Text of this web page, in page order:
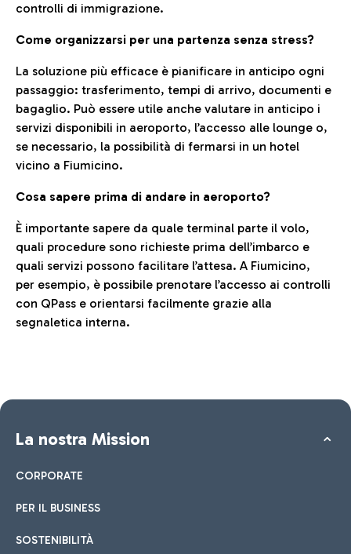
controlli di immigrazione.
Come organizzarsi per una partenza senza stress?
La soluzione più efficace è pianificare in anticipo ogni
passaggio: trasferimento, tempi di arrivo, documenti e
bagaglio. Può essere utile anche valutare in anticipo i
servizi disponibili in aeroporto, l’accesso alle lounge o,
se necessario, la possibilità di fermarsi in un hotel
vicino a Fiumicino.
Cosa sapere prima di andare in aeroporto?
È importante sapere da quale terminal parte il volo,
quali procedure sono richieste prima dell’imbarco e
quali servizi possono facilitare l’attesa. A Fiumicino,
per esempio, è possibile prenotare l’accesso ai controlli
con QPass e orientarsi facilmente grazie alla
segnaletica interna.
La nostra Mission
CORPORATE
PER IL BUSINESS
SOSTENIBILITÀ